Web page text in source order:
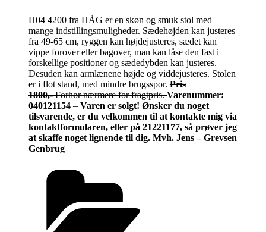
H04 4200 fra HÅG er en skøn og smuk stol med
mange indstillingsmuligheder. Sædehøjden kan justeres
fra 49-65 cm, ryggen kan højdejusteres, sædet kan
vippe forover eller bagover, man kan låse den fast i
forskellige positioner og sædedybden kan justeres.
Desuden kan armlænene højde og viddejusteres. Stolen
er i flot stand, med mindre brugsspor. Pris
1800,-Forhør nærmere for fragtpris.Varenummer:
040121154 – Varen er solgt! Ønsker du noget
tilsvarende, er du velkommen til at kontakte mig via
kontaktformularen, eller på 21221177, så prøver jeg
at skaffe noget lignende til dig. Mvh. Jens – Grevsen
Genbrug